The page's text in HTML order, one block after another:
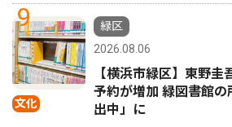
9
文化
緑区
2026.08.06
【横浜市緑区】東野圭
予約が増加 緑図書館
出中」に